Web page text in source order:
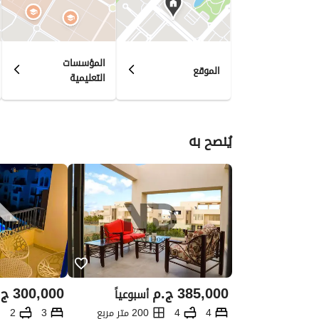
الموقع المؤسسات
التعليمية
يُنصح به
ج.م385,000 أسبوعياً
4
4 200 متر مربع
300,000
3
2